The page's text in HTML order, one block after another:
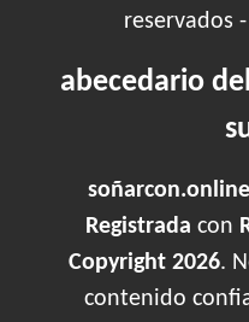
reservados
abecedario
soñarcon.online
Registrada con
Copyright 2026.
contenido